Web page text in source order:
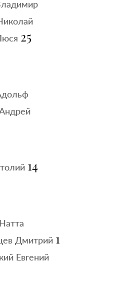
25
14
Дмитрий 1
Евгений